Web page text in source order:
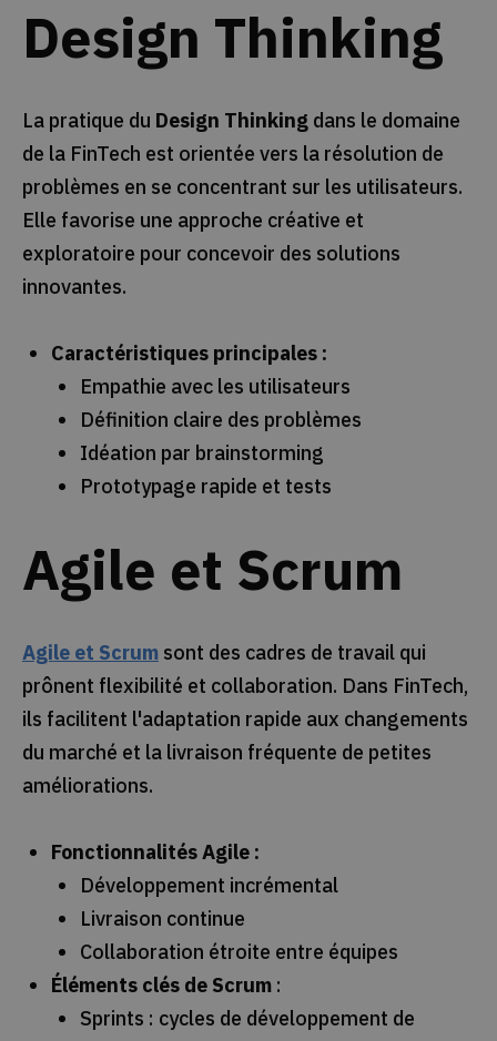
Design Thinking
La pratique du Design Thinkingdans le domaine
de la FinTech est orientée vers la résolution de
problèmes en se concentrant sur les utilisateurs.
Elle favorise une approche créative et
exploratoire pour concevoir des solutions
innovantes.
Caractéristiques principales :
Empathie avec les utilisateurs
Définition claire des problèmes
Idéation par brainstorming
Prototypage rapide et tests
Agile et Scrum
Agile et Scrumsont des cadres de travail qui
prônent flexibilité et collaboration. Dans FinTech,
ils facilitent l'adaptation rapide aux changements
du marché et la livraison fréquente de petites
améliorations.
Fonctionnalités Agile :
Développement incrémental
Livraison continue
Collaboration étroite entre équipes
Éléments clés de Scrum:
Sprints : cycles de développement de